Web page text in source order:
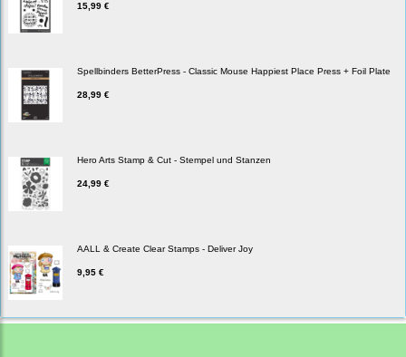
15,99 €
Spellbinders BetterPress - Classic Mouse Happiest Place Press + Foil Plate
28,99 €
Hero Arts Stamp & Cut - Stempel und Stanzen
24,99 €
AALL & Create Clear Stamps - Deliver Joy
9,95 €